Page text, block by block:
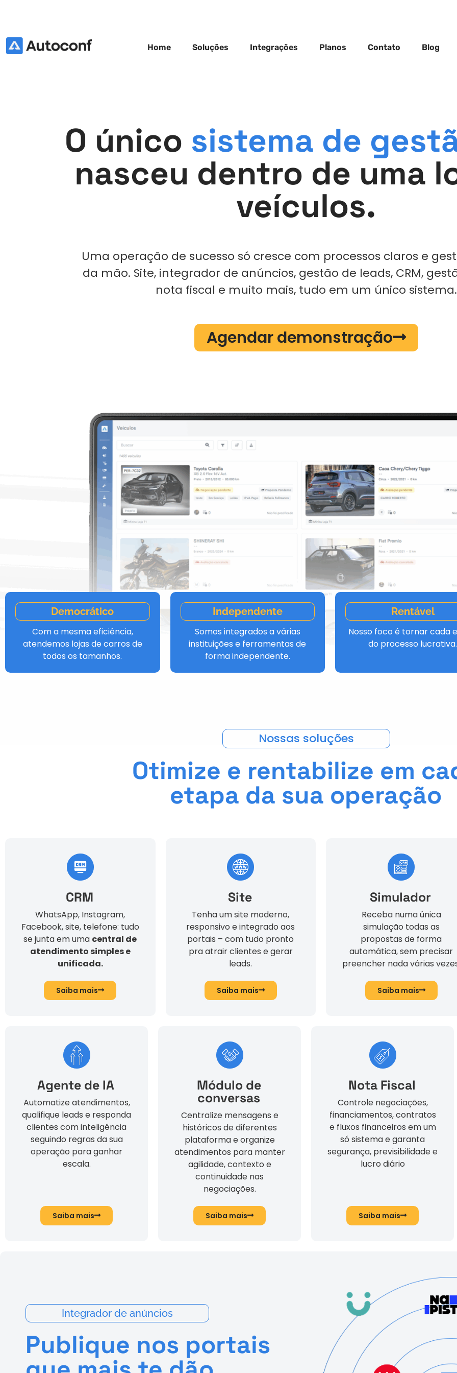
Home Soluções Integrações Planos Contato Blog
O único sistema de
nasceu dentro de uma
veículos.
Uma operação de sucesso só cresce com processos claros e
da mão. Site, integrador de anúncios, gestão de leads, CRM,
nota fiscal e muito mais, tudo em um único sistema.
Agendar demonstração
Democrático
Com a mesma eficiência,
atendemos lojas de carros de
todos os tamanhos.
Independente
Somos integrados a várias
instituições e ferramentas de
forma independente.
Rentável
Nosso foco é tornar cada
do processo lucrativa.
Nossas soluções
Otimize e rentabilize em
etapa da sua operação
CRM
WhatsApp, Instagram,
Facebook, site, telefone: tudo
se junta em uma central de
atendimento simples e
unificada.
Saiba mais
Site
Tenha um site moderno,
responsivo e integrado aos
portais – com tudo pronto
pra atrair clientes e gerar
leads.
Saiba mais
Simulador
Receba numa única
simulação todas as
propostas de forma
automática, sem precisar
preencher nada várias
Saiba mais
Agente de IA
Automatize atendimentos,
qualifique leads e responda
clientes com inteligência
seguindo regras da sua
operação para ganhar
escala.
Saiba mais
Módulo de
conversas
Centralize mensagens e
históricos de diferentes
plataforma e organize
atendimentos para manter
agilidade, contexto e
continuidade nas
negociações.
Saiba mais
Nota Fiscal
Controle negociações,
financiamentos, contratos
e fluxos financeiros em um
só sistema e garanta
segurança, previsibilidade e
lucro diário
Saiba mais
Integrador de anúncios
Publique nos portais